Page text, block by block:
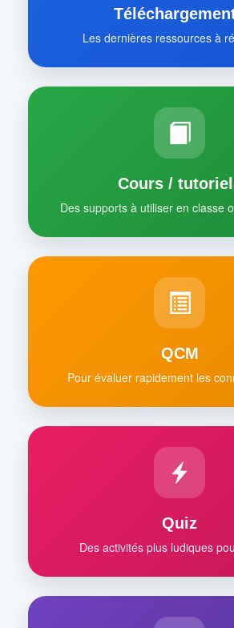
Les dernières ressources à
Cours /
Des supports à utiliser en classe
QCM
Pour évaluer rapidement les
Quiz
Des activités plus ludiques